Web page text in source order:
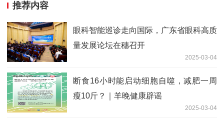
推荐内容
眼科智能巡诊走向国际，广东省眼科高质
量发展论坛在穗召开
2025-03-04
断食16小时能启动细胞自噬，减肥一周
瘦10斤？｜羊晚健康辟谣
2025-03-04